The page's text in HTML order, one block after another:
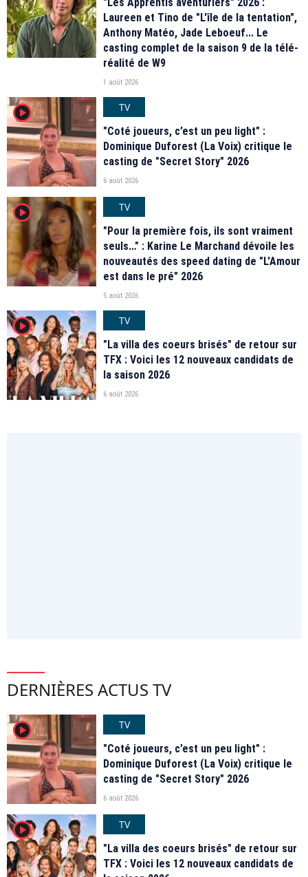
Laureen et Tino de "L'île de la tentation",
Anthony Matéo, Jade Leboeuf... Le
casting complet de la saison 9 de la télé-
réalité de W9
1 août 2026
player2
TV
"Coté joueurs, c’est un peu light" :
Dominique Duforest (La Voix) critique le
casting de "Secret Story" 2026
6 août 2026
player2
TV
"Pour la première fois, ils sont vraiment
seuls…" : Karine Le Marchand dévoile les
nouveautés des speed dating de "L'Amour
est dans le pré" 2026
5 août 2026
player2
TV
"La villa des coeurs brisés" de retour sur
TFX : Voici les 12 nouveaux candidats de
la saison 2026
6 août 2026
DERNIÈRES ACTUS TV
player2
TV
"Coté joueurs, c’est un peu light" :
Dominique Duforest (La Voix) critique le
casting de "Secret Story" 2026
6 août 2026
player2
TV
"La villa des coeurs brisés" de retour sur
TFX : Voici les 12 nouveaux candidats de